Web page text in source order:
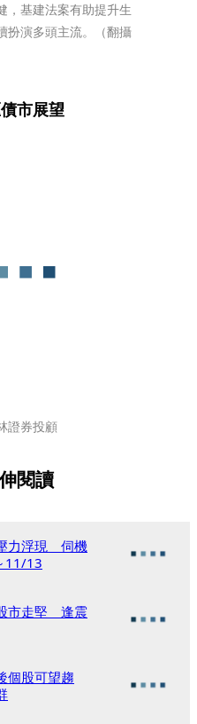
，基建法案有助提升生
扮演多頭主流。（翻攝
市展望
證券投顧
閱讀
力浮現 伺機
11/13
市走堅 逢震
個股可望趨